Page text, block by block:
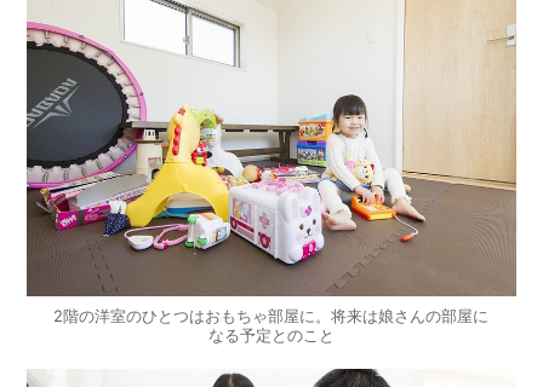
2階の洋室のひとつはおもちゃ部屋に。将来は娘さんの部屋に
なる予定とのこと